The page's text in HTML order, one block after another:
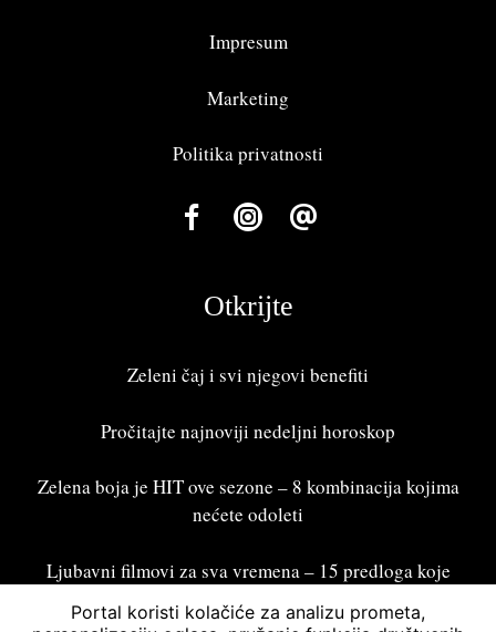
Impresum
Marketing
Politika privatnosti
Otkrijte
Zeleni čaj i svi njegovi benefiti
Pročitajte najnoviji nedeljni horoskop
Zelena boja je HIT ove sezone – 8 kombinacija kojima
nećete odoleti
Ljubavni filmovi za sva vremena – 15 predloga koje
Portal koristi kolačiće za analizu prometa,